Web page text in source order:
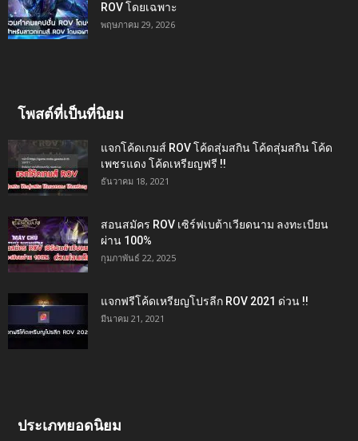
ROV โดยเฉพาะ
พฤษภาคม 29, 2026
โพสต์ที่เป็นที่นิยม
แจกโค้ดเกมส์ ROV โค้ดสุ่มสกิน โค้ดสุ่มสกิน โค้ด
เพชรแดง โค้ดเหรียญฟรี !!
ธันวาคม 18, 2021
สอนสมัคร ROV เซิร์ฟเบต้าเวียดนาม ลงทะเบียน
ผ่าน 100%
กุมภาพันธ์ 22, 2025
แจกฟรีโค้ดเหรียญโปรลีก ROV 2021 ด่วน !!
มีนาคม 21, 2021
ประเภทยอดนิยม